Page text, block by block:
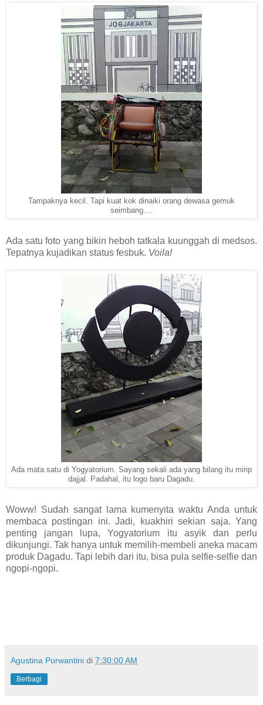
Tampaknya kecil. Tapi kuat kok dinaiki orang dewasa gemuk
seimbang....
Ada satu foto yang bikin heboh tatkala kuunggah di medsos.
Tepatnya kujadikan status fesbuk. Voila!
Ada mata satu di Yogyatorium. Sayang sekali ada yang bilang itu mirip
dajjal. Padahal, itu logo baru Dagadu.
Woww! Sudah sangat lama kumenyita waktu Anda untuk
membaca postingan ini. Jadi, kuakhiri sekian saja. Yang
penting jangan lupa, Yogyatorium itu asyik dan perlu
dikunjungi. Tak hanya untuk memilih-membeli aneka macam
produk Dagadu. Tapi lebih dari itu, bisa pula selfie-selfie dan
ngopi-ngopi.
Agustina Purwantini di 7:30:00 AM
Berbagi